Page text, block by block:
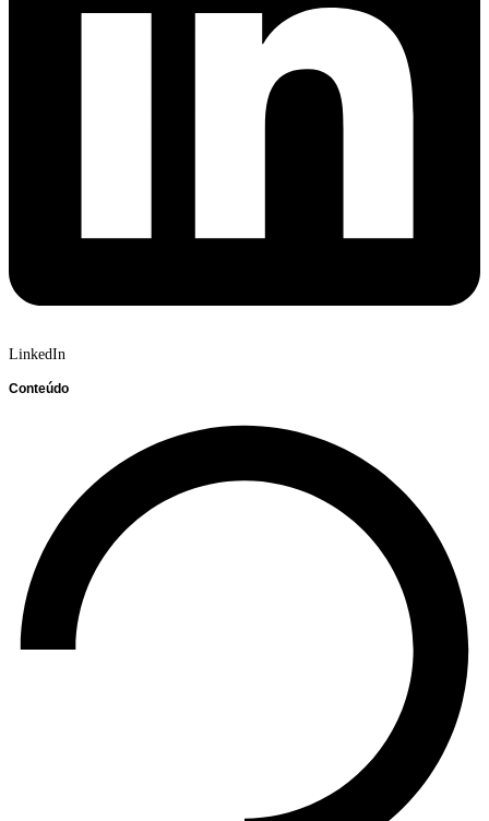
LinkedIn
Conteúdo